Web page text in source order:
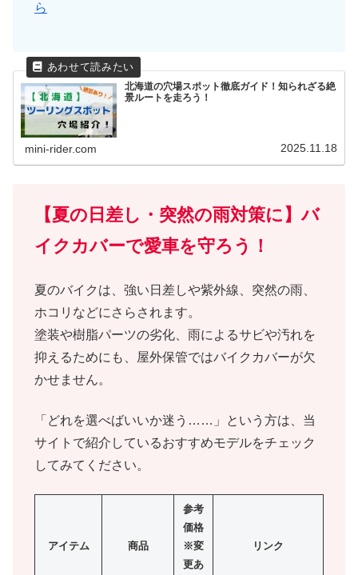
ら
北海道の穴場スポット徹底ガイド！知られざる絶
景ルートを走ろう！
mini-rider.com 2025.11.18
【夏の日差し・突然の雨対策に】バ
イクカバーで愛車を守ろう！
夏のバイクは、強い日差しや紫外線、突然の雨、
ホコリなどにさらされます。
塗装や樹脂パーツの劣化、雨によるサビや汚れを
抑えるためにも、屋外保管ではバイクカバーが欠
かせません。
「どれを選べばいいか迷う……」という方は、当
サイトで紹介しているおすすめモデルをチェック
してみてください。
アイテム 商品
参考
価格
※変
更あ
リンク